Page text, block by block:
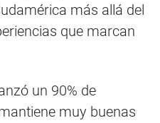
más allá del
que marcan
un 90% de
muy buenas